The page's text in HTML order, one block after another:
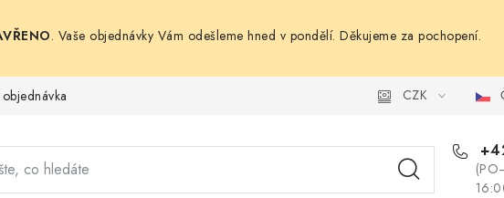
. Vaše objednávky Vám odešleme hned v pondělí. Děkujeme za pochopení.
CZK